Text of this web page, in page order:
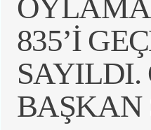
835’I
SAYILDI.
BAŞKAN